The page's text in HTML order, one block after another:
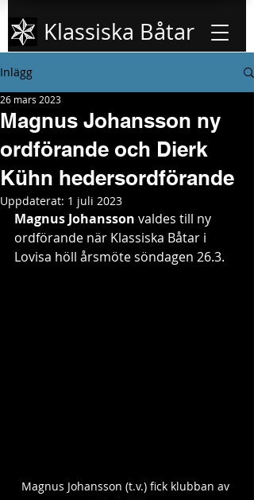
Klassiska Båtar
Inlägg
Magnus Johansson ny
ordförande och Dierk
Kühn hedersordförande
26 mars 2023
Uppdaterat: 1 juli 2023
Magnus Johansson valdes till ny
ordförande när Klassiska Båtar i
Lovisa höll årsmöte söndagen 26.3.
Magnus Johansson (t.v.) fick klubban av